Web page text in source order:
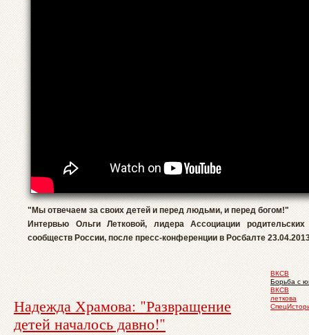
"Мы отвечаем за своих детей и перед людьми, и перед богом!"
Интервью Ольги Летковой, лидера Ассоциации
сообществ России, после пресс-конференции в Росбалте
ВКСВ
Борьба с
ВКСВ
леткова
Надежда Храмова: "Развращение
детей началось давно!"